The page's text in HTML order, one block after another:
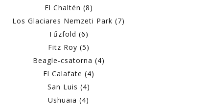
El Chaltén (8)
Los Glaciares Nemzeti Park (7)
Tűzföld (6)
Fitz Roy (5)
Beagle-csatorna (4)
El Calafate (4)
San Luis (4)
Ushuaia (4)